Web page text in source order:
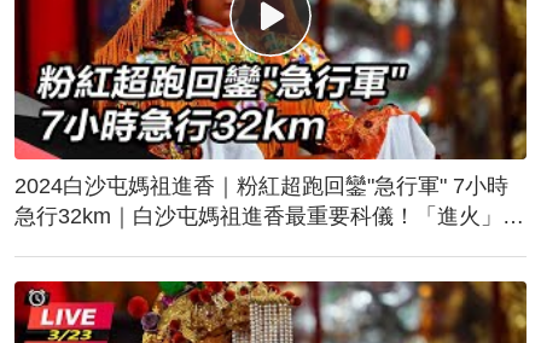
2024白沙屯媽祖進香｜粉紅超跑回鑾"急行軍" 7小時
急行32km｜白沙屯媽祖進香最重要科儀！「進火」儀